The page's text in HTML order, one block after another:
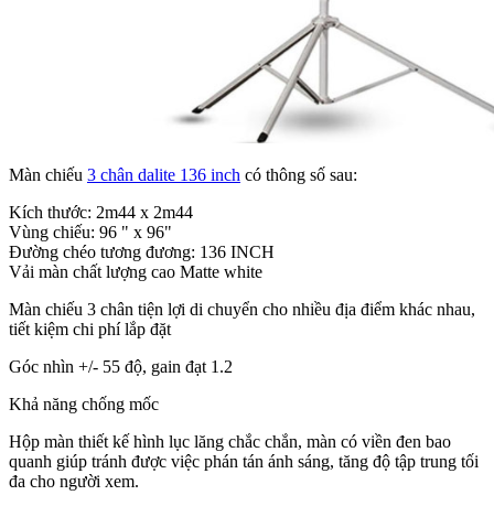
Màn chiếu 3 chân dalite 136 inch có thông số sau:
Kích thước: 2m44 x 2m44
Vùng chiếu: 96 " x 96"
Đường chéo tương đương: 136 INCH
Vải màn chất lượng cao Matte white
Màn chiếu 3 chân tiện lợi di chuyển cho nhiều địa điểm khác nhau,
tiết kiệm chi phí lắp đặt
Góc nhìn +/- 55 độ, gain đạt 1.2
Khả năng chống mốc
Hộp màn thiết kế hình lục lăng chắc chắn, màn có viền đen bao
quanh giúp tránh được việc phán tán ánh sáng, tăng độ tập trung tối
đa cho người xem.